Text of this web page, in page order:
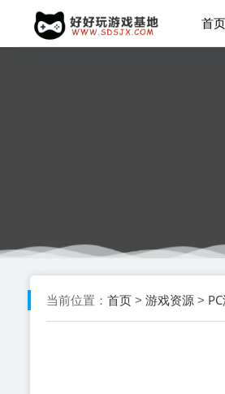
首页
当前位置： 首页 > 游戏资源 >